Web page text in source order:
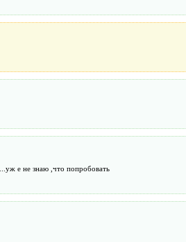
е не знаю ,что попробовать